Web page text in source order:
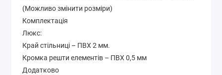
(Можливо змінити розміри)
Комплектація
Люкс:
Край стільниці – ПВХ 2 мм.
Кромка решти елементів – ПВХ 0,5 мм
Додатково